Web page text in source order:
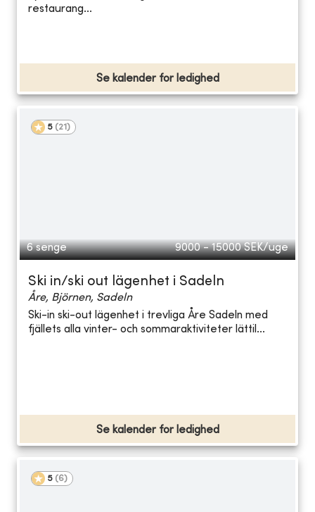
restaurang...
Se kalender for ledighed
5 (21 )
6 senge 9000 - 15000 SEK/uge
Ski in/ski out lägenhet i Sadeln
Åre, Björnen, Sadeln
Ski-in ski-out lägenhet i trevliga Åre Sadeln med
fjällets alla vinter- och sommaraktiviteter lättil...
Se kalender for ledighed
5 (6)